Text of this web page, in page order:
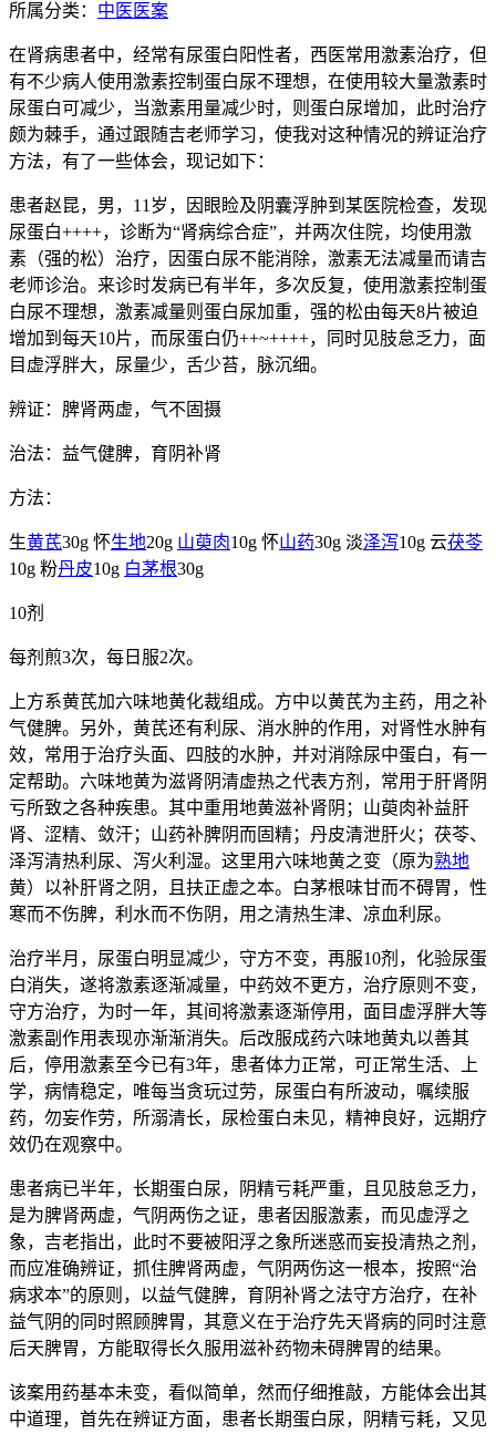
所属分类： 中医医案
在肾病患者中，经常有尿蛋白阳性者，西医常用激素治疗，但
有不少病人使用激素控制蛋白尿不理想，在使用较大量激素时
尿蛋白可减少，当激素用量减少时，则蛋白尿增加，此时治疗
颇为棘手，通过跟随吉老师学习，使我对这种情况的辨证治疗
方法，有了一些体会，现记如下：
患者赵昆，男，11岁，因眼睑及阴囊浮肿到某医院检查，发现
尿蛋白++++，诊断为“肾病综合症”，并两次住院，均使用激
素（强的松）治疗，因蛋白尿不能消除，激素无法减量而请吉
老师诊治。来诊时发病已有半年，多次反复，使用激素控制蛋
白尿不理想，激素减量则蛋白尿加重，强的松由每天8片被迫
增加到每天10片，而尿蛋白仍++~++++，同时见肢怠乏力，面
目虚浮胖大，尿量少，舌少苔，脉沉细。
辨证：脾肾两虚，气不固摄
治法：益气健脾，育阴补肾
方法：
生黄芪30g 怀生地20g 山萸肉10g 怀山药30g 淡泽泻10g 云茯苓
10g 粉丹皮10g 白茅根30g
10剂
每剂煎3次，每日服2次。
上方系黄芪加六味地黄化裁组成。方中以黄芪为主药，用之补
气健脾。另外，黄芪还有利尿、消水肿的作用，对肾性水肿有
效，常用于治疗头面、四肢的水肿，并对消除尿中蛋白，有一
定帮助。六味地黄为滋肾阴清虚热之代表方剂，常用于肝肾阴
亏所致之各种疾患。其中重用地黄滋补肾阴；山萸肉补益肝
肾、涩精、敛汗；山药补脾阴而固精；丹皮清泄肝火；茯苓、
泽泻清热利尿、泻火利湿。这里用六味地黄之变（原为熟地
黄）以补肝肾之阴，且扶正虚之本。白茅根味甘而不碍胃，性
寒而不伤脾，利水而不伤阴，用之清热生津、凉血利尿。
治疗半月，尿蛋白明显减少，守方不变，再服10剂，化验尿蛋
白消失，遂将激素逐渐减量，中药效不更方，治疗原则不变，
守方治疗，为时一年，其间将激素逐渐停用，面目虚浮胖大等
激素副作用表现亦渐渐消失。后改服成药六味地黄丸以善其
后，停用激素至今已有3年，患者体力正常，可正常生活、上
学，病情稳定，唯每当贪玩过劳，尿蛋白有所波动，嘱续服
药，勿妄作劳，所溺清长，尿检蛋白未见，精神良好，远期疗
效仍在观察中。
患者病已半年，长期蛋白尿，阴精亏耗严重，且见肢怠乏力，
是为脾肾两虚，气阴两伤之证，患者因服激素，而见虚浮之
象，吉老指出，此时不要被阳浮之象所迷惑而妄投清热之剂，
而应准确辨证，抓住脾肾两虚，气阴两伤这一根本，按照“治
病求本”的原则，以益气健脾，育阴补肾之法守方治疗，在补
益气阴的同时照顾脾胃，其意义在于治疗先天肾病的同时注意
后天脾胃，方能取得长久服用滋补药物未碍脾胃的结果。
该案用药基本未变，看似简单，然而仔细推敲，方能体会出其
中道理，首先在辨证方面，患者长期蛋白尿，阴精亏耗，又见